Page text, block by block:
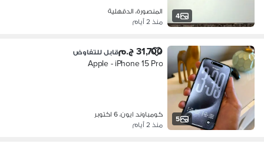
4
المنصورة، الدقهلية
منذ 2 أيام
5
31,700 ج.م قابل للتفاوض
Apple - iPhone 15 Pro
كومباوند ايون، 6 اكتوبر
منذ 2 أيام